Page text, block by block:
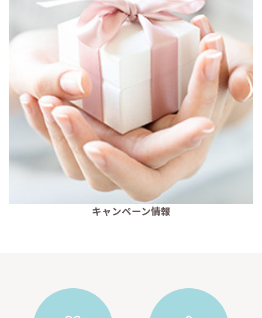
キャンペーン情報